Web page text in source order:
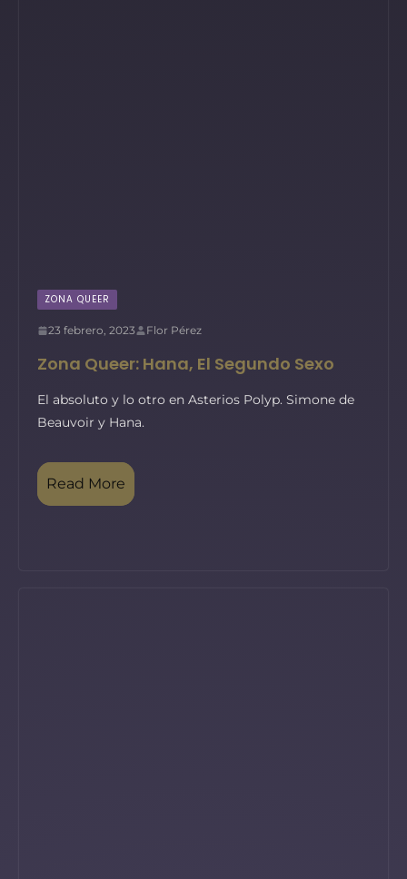
ZONA QUEER
23 febrero, 2023 Flor Pérez
Zona Queer: Hana, El Segundo Sexo
El absoluto y lo otro en Asterios Polyp. Simone de
Beauvoir y Hana.
Read More